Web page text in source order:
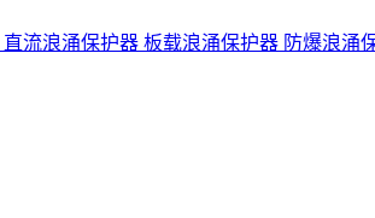
直流浪涌保护器 板载浪涌保护器 防爆浪涌